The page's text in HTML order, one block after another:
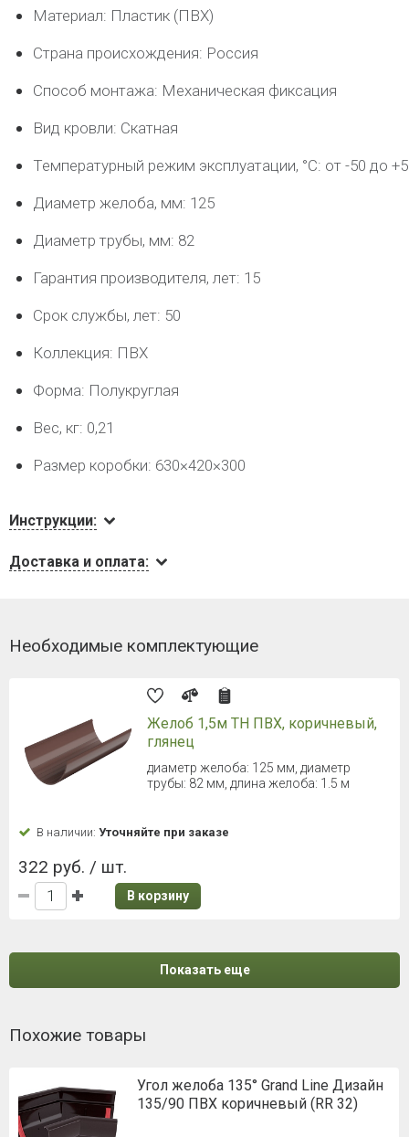
Материал: Пластик (ПВХ)
Страна происхождения: Россия
Способ монтажа: Механическая фиксация
Вид кровли: Скатная
Температурный режим эксплуатации, °C: от -50 до
Диаметр желоба, мм: 125
Диаметр трубы, мм: 82
Гарантия производителя, лет: 15
Срок службы, лет: 50
Коллекция: ПВХ
Форма: Полукруглая
Вес, кг: 0,21
Размер коробки: 630×420×300
Инструкции:
Доставка и оплата:
Необходимые комплектующие
Желоб 1,5м ТН ПВХ, коричневый,
глянец
диаметр желоба: 125 мм, диаметр
трубы: 82 мм, длина желоба: 1.5 м
В наличии: Уточняйте при заказе
322 руб. / шт.
В корзину
Показать еще
Похожие товары
Угол желоба 135° Grand Line Дизайн
135/90 ПВХ коричневый (RR 32)